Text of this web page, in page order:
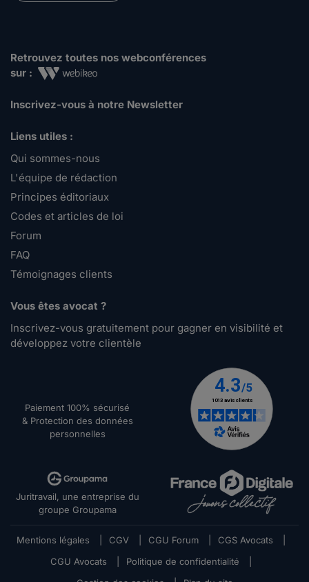
Retrouvez toutes nos webconférences
sur :
Inscrivez-vous à notre Newsletter
Liens utiles :
Qui sommes-nous
L'équipe de rédaction
Principes éditoriaux
Codes et articles de loi
Forum
FAQ
Témoignages clients
Vous êtes avocat ?
Inscrivez-vous gratuitement pour gagner en visibilité et
développez votre clientèle
Paiement 100% sécurisé
& Protection des données
personnelles
Juritravail, une entreprise du
groupe Groupama
Mentions légales CGV CGU Forum CGS Avocats
CGU Avocats
Politique de confidentialité